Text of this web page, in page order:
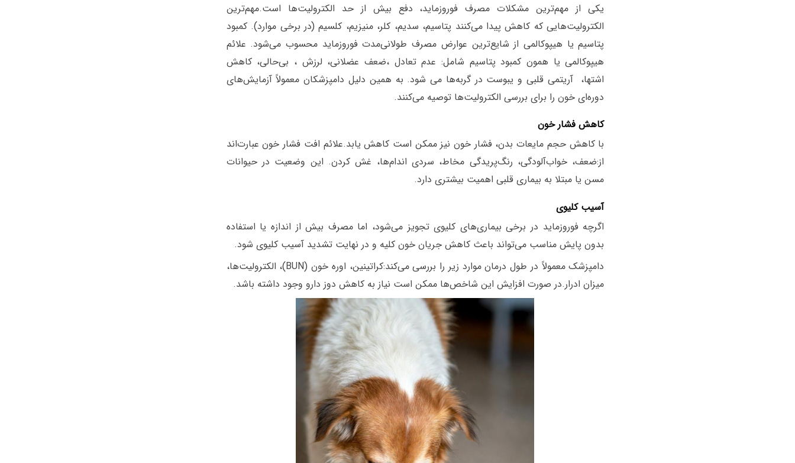
یکی از مهم‌ترین مشکلات مصرف فوروزماید، دفع بیش از حد الکترولیت‌ها است.مهم‌ترین
الکترولیت‌هایی که کاهش پیدا می‌کنند پتاسیم، سدیم، کلر، منیزیم، کلسیم (در برخی موارد). کمبود
پتاسیم یا هیپوکالمی از شایع‌ترین عوارض مصرف طولانی‌مدت فوروزماید محسوب می‌شود. علائم
هیپوکالمی یا همون کمبود پتاسیم شامل: عدم تعادل ،ضعف عضلانی، لرزش ، بی‌حالی، کاهش
اشتها، آریتمی قلبی و یبوست در گربه‌ها می شود. به همین دلیل دامپزشکان معمولاً آزمایش‌های
دوره‌ای خون را برای بررسی الکترولیت‌ها توصیه می‌کنند.
کاهش فشار خون
با کاهش حجم مایعات بدن، فشار خون نیز ممکن است کاهش یابد.علائم افت فشار خون عبارت‌اند
از:ضعف، خواب‌آلودگی، رنگ‌پریدگی مخاط، سردی اندام‌ها، غش کردن. این وضعیت در حیوانات
مسن یا مبتلا به بیماری قلبی اهمیت بیشتری دارد.
آسیب کلیوی
اگرچه فوروزماید در برخی بیماری‌های کلیوی تجویز می‌شود، اما مصرف بیش از اندازه یا استفاده
بدون پایش مناسب می‌تواند باعث کاهش جریان خون کلیه و در نهایت تشدید آسیب کلیوی شود.
دامپزشک معمولاً در طول درمان موارد زیر را بررسی می‌کند:کراتینین، اوره خون (BUN)، الکترولیت‌ها،
میزان ادرار.در صورت افزایش این شاخص‌ها ممکن است نیاز به کاهش دوز دارو وجود داشته باشد.